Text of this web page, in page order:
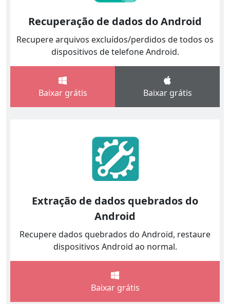
Recuperação de dados do Android
Recupere arquivos excluídos/perdidos de todos os
dispositivos de telefone Android.
Baixar grátis Baixar grátis
Extração de dados quebrados do
Android
Recupere dados quebrados do Android, restaure
dispositivos Android ao normal.
Baixar grátis